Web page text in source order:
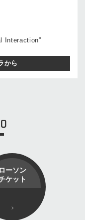
Interaction”
から
ローソン
ケット